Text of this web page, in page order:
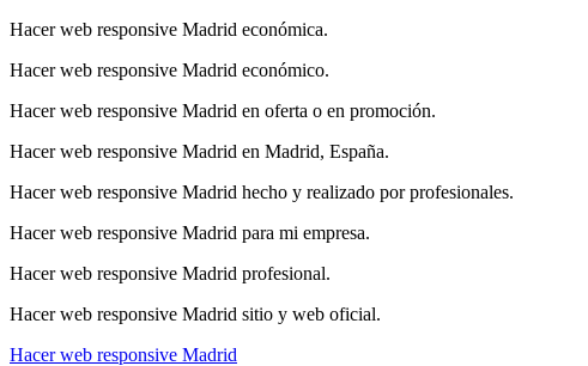
Hacer web responsive Madrid económica.
Hacer web responsive Madrid económico.
Hacer web responsive Madrid en oferta o en promoción.
Hacer web responsive Madrid en Madrid, España.
Hacer web responsive Madrid hecho y realizado por profesionales.
Hacer web responsive Madrid para mi empresa.
Hacer web responsive Madrid profesional.
Hacer web responsive Madrid sitio y web oficial.
Hacer web responsive Madrid